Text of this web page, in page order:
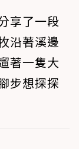
享了一段
沿著溪邊
著一隻大
步想探探